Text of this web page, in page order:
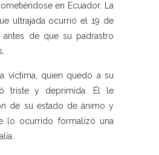
en Ecuador. La
ultrajada ocurrió el 19 de
antes de que su padrastro
víctima, quien quedó a su
triste y deprimida. Él le
de su estado de ánimo y
lo ocurrido formalizó una